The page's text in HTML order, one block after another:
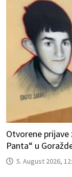
Otvorene prijave
Panta“ u
5. August 2026,